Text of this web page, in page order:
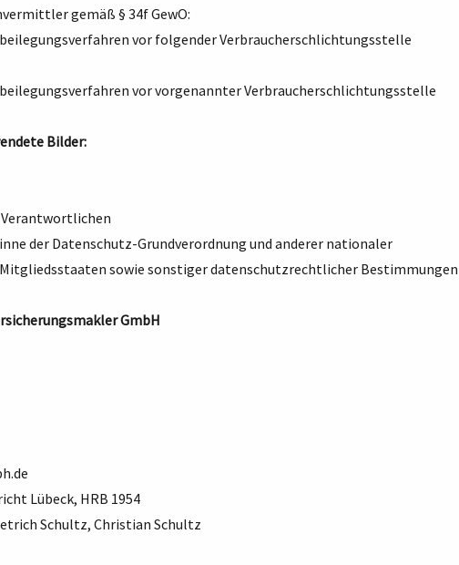
gemäß § 34f GewO:
vor folgender Verbraucherschlichtungsstelle
vor vorgenannter Verbraucherschlichtungsstelle
Bilder:
Verantwortlichen
der Datenschutz-Grundverordnung und anderer nationaler
sowie sonstiger datenschutzrechtlicher Bestimmungen
GmbH
Lübeck, HRB 1954
Schultz, Christian Schultz